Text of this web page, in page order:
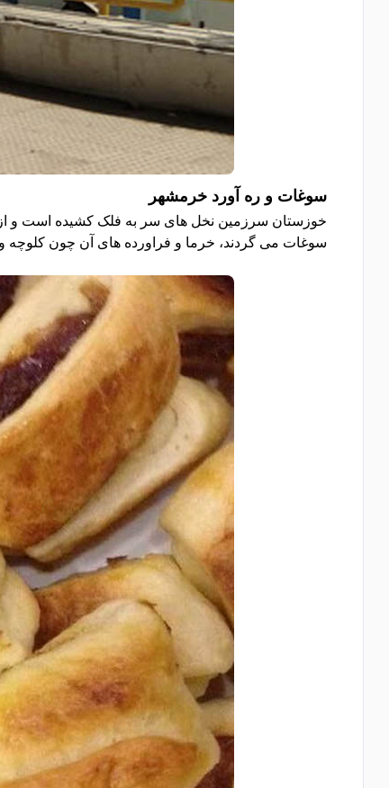
سوغات و ره آورد خرمشهر
خوزستان سرزمین نخل های سر به فلک کشیده است و از
سوغات می گردند، خرما و فراورده های آن چون کلوچه و